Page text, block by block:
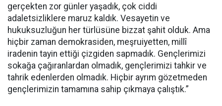
gerçekten zor günler yaşadık, çok ciddi
adaletsizliklere maruz kaldık. Vesayetin ve
hukuksuzluğun her türlüsüne bizzat şahit olduk. Ama
hiçbir zaman demokrasiden, meşruiyetten, millî
iradenin tayin ettiği çizgiden sapmadık. Gençlerimizi
sokağa çağıranlardan olmadık, gençlerimizi tahkir ve
tahrik edenlerden olmadık. Hiçbir ayrım gözetmeden
gençlerimizin tamamına sahip çıkmaya çalıştık.”